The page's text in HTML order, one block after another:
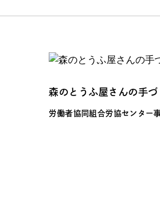
森のとうふ屋さんの手
労働者協同組合労協センター